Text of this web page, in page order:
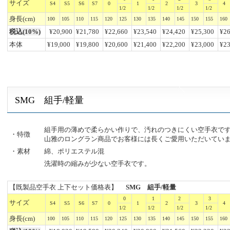
サイズ S4 S5 S6 S7 0
1
2
3
4
1/2
1/2 1/2 1/2
身長(cm) 100 105 110 115 120 125 130 135 140 145 150 155 160
税込(10%) ¥20,900 ¥21,780 ¥22,660 ¥23,540 ¥24,420 ¥25,300
本体
¥19,000 ¥19,800 ¥20,600 ¥21,400 ¥22,200 ¥23,000
SMG 組手/軽量
・特徴
組手用の薄めで柔らかい作りで、汚れのつきにくい空手衣で
山雅のロングラン商品でお客様には長くご愛用いただいてい
・素材
綿、ポリエステル混
洗濯時の縮みが少ない空手衣です。
【既製品空手衣 上下セット価格表】 SMG 組手/軽量
サイズ
S4 S5 S6 S7 0
0
1
1
2
2
3
3
4
1/2
1/2 1/2 1/2
身長(cm) 100 105 110 115 120 125 130 135 140 145 150 155 160